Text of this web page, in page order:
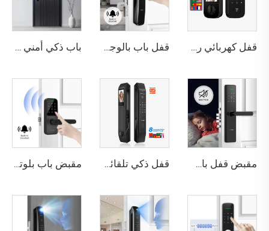
قفل كهربائي رقمي ذكي مع التعرف على بصمة اليد والأوردة باستخدام البطاقة للمنزل Tenon K10 Pro قفل باب بالوجه ثلاثي الأبعاد مع كاميرا وبصمة الإصبع وكلمة المرور والأوردة Tenon A9 Pro باب ذكي أمني فاخر من الألومنيوم للاستخدام السكني الرئيسي M8
مقبض قفل باب بصمة الإصبع المنزلي Tuya T15 قفل ذكي تلقائي للباب باستخدام بصمة الوجه D7 Pro مقبض باب بلوتوث مع كلمة مرور رقمية وبصمة عبر واي فاي Tenon K8